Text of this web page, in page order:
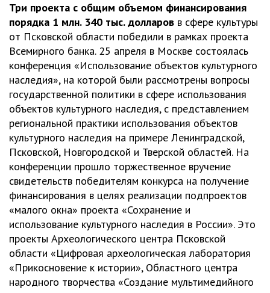
Три проекта с общим объемом финансирования
порядка 1 млн. 340 тыс. долларов в сфере культуры
от Псковской области победили в рамках проекта
Всемирного банка. 25 апреля в Москве состоялась
конференция «Использование объектов культурного
наследия», на которой были рассмотрены вопросы
государственной политики в сфере использования
объектов культурного наследия, с представлением
региональной практики использования объектов
культурного наследия на примере Ленинградской,
Псковской, Новгородской и Тверской областей. На
конференции прошло торжественное вручение
свидетельств победителям конкурса на получение
финансирования в целях реализации подпроектов
«малого окна» проекта «Сохранение и
использование культурного наследия в России». Это
проекты Археологического центра Псковской
области «Цифровая археологическая лаборатория
«Прикосновение к истории», Областного центра
народного творчества «Создание мультимедийного